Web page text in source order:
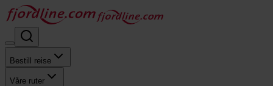
Bestill reise
Våre ruter